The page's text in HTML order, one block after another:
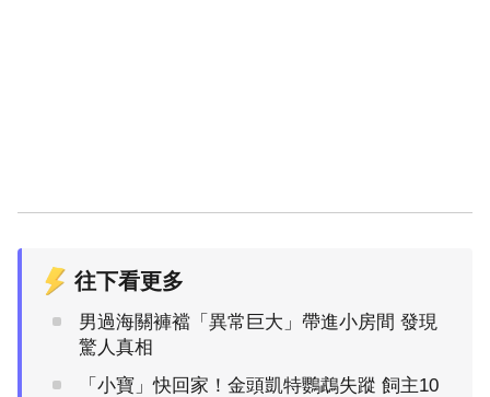
往下看更多
男過海關褲襠「異常巨大」帶進小房間 發現
驚人真相
「小寶」快回家！金頭凱特鸚鵡失蹤 飼主10